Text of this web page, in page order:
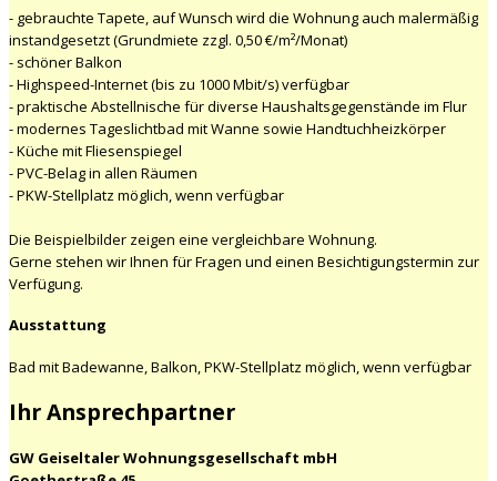
- gebrauchte Tapete, auf Wunsch wird die Wohnung auch malermäßig
instandgesetzt (Grundmiete zzgl. 0,50 €/m²/Monat)
- schöner Balkon
- Highspeed-Internet (bis zu 1000 Mbit/s) verfügbar
- praktische Abstellnische für diverse Haushaltsgegenstände im Flur
- modernes Tageslichtbad mit Wanne sowie Handtuchheizkörper
- Küche mit Fliesenspiegel
- PVC-Belag in allen Räumen
- PKW-Stellplatz möglich, wenn verfügbar
Die Beispielbilder zeigen eine vergleichbare Wohnung.
Gerne stehen wir Ihnen für Fragen und einen Besichtigungstermin zur
Verfügung.
Ausstattung
Bad mit Badewanne, Balkon, PKW-Stellplatz möglich, wenn verfügbar
Ihr Ansprechpartner
GW Geiseltaler Wohnungsgesellschaft mbH